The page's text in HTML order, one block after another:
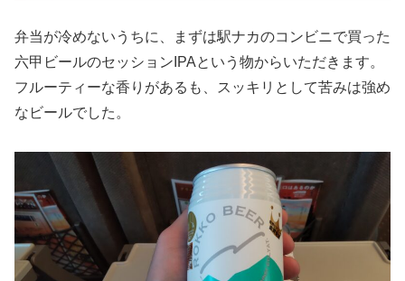
弁当が冷めないうちに、まずは駅ナカのコンビニで買った
六甲ビールのセッションIPAという物からいただきます。
フルーティーな香りがあるも、スッキリとして苦みは強め
なビールでした。